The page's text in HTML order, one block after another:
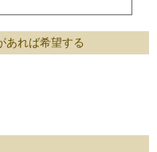
あれば希望する